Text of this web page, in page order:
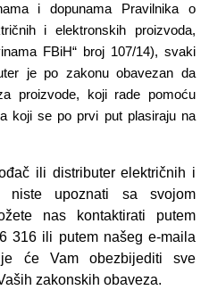
i dopunama Pravilnika o
i elektronskih proizvoda,
FBiH“ broj 107/14), svaki
je po zakonu obavezan da
proizvode, koji rade pomoću
koji se po prvi put plasiraju na
ili distributer električnih i
niste upoznati sa svojom
nas kontaktirati putem
316 ili putem našeg e-maila
će Vam obezbijediti sve
zakonskih obaveza.